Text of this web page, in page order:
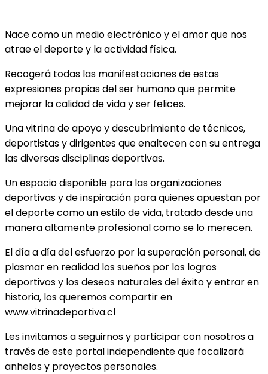
Nace como un medio electrónico y el amor que nos
atrae el deporte y la actividad física.
Recogerá todas las manifestaciones de estas
expresiones propias del ser humano que permite
mejorar la calidad de vida y ser felices.
Una vitrina de apoyo y descubrimiento de técnicos,
deportistas y dirigentes que enaltecen con su entrega
las diversas disciplinas deportivas.
Un espacio disponible para las organizaciones
deportivas y de inspiración para quienes apuestan por
el deporte como un estilo de vida, tratado desde una
manera altamente profesional como se lo merecen.
El día a día del esfuerzo por la superación personal, de
plasmar en realidad los sueños por los logros
deportivos y los deseos naturales del éxito y entrar en
historia, los queremos compartir en
www.vitrinadeportiva.cl
Les invitamos a seguirnos y participar con nosotros a
través de este portal independiente que focalizará
anhelos y proyectos personales.